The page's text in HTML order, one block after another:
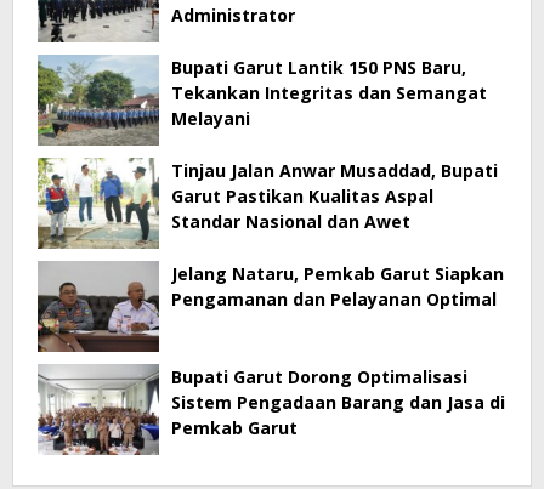
Administrator
Bupati Garut Lantik 150 PNS Baru,
Tekankan Integritas dan Semangat
Melayani
Tinjau Jalan Anwar Musaddad, Bupati
Garut Pastikan Kualitas Aspal
Standar Nasional dan Awet
Jelang Nataru, Pemkab Garut Siapkan
Pengamanan dan Pelayanan Optimal
Bupati Garut Dorong Optimalisasi
Sistem Pengadaan Barang dan Jasa di
Pemkab Garut